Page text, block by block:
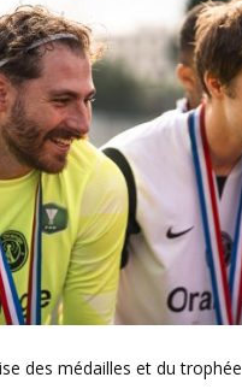
des médailles et du trophée